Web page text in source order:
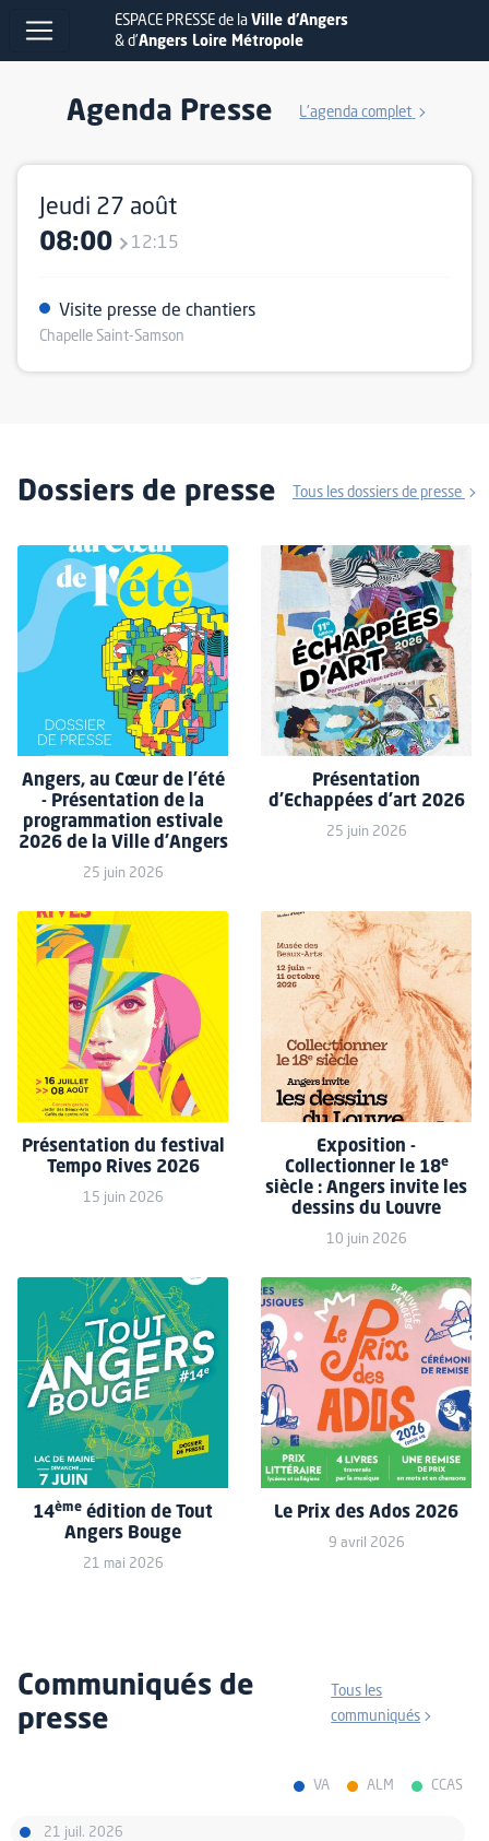
ESPACE PRESSE de la Ville d'Angers
& d'Angers Loire Métropole
Agenda Presse L'agenda complet
Jeudi 27 août
08:00 12:15
Visite presse de chantiers
Chapelle Saint-Samson
Dossiers de presse Tous les dossiers de presse
Angers, au Cœur de l'été
- Présentation de la
programmation estivale
2026 de la Ville d'Angers
25 juin 2026
Présentation
d'Echappées d'art 2026
25 juin 2026
Présentation du festival
Tempo Rives 2026
15 juin 2026
Exposition -
Collectionner le 18e
siècle : Angers invite les
dessins du Louvre
10 juin 2026
14ème édition de Tout
Angers Bouge
21 mai 2026
Le Prix des Ados 2026
9 avril 2026
Communiqués de
presse
Tous les
communiqués
VA ALM CCAS
21 juil. 2026